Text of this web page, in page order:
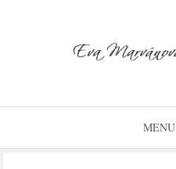
MENU